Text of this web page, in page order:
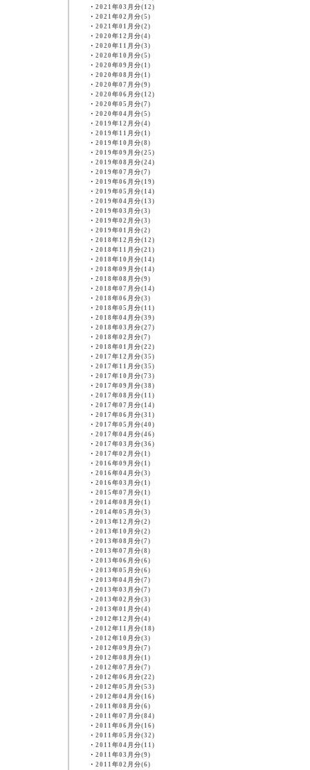
・ 2021年03月分(12)
・ 2021年02月分(5)
・ 2021年01月分(2)
・ 2020年12月分(4)
・ 2020年11月分(3)
・ 2020年10月分(5)
・ 2020年09月分(1)
・ 2020年08月分(1)
・ 2020年07月分(9)
・ 2020年06月分(12)
・ 2020年05月分(7)
・ 2020年04月分(5)
・ 2019年12月分(4)
・ 2019年11月分(1)
・ 2019年10月分(8)
・ 2019年09月分(25)
・ 2019年08月分(24)
・ 2019年07月分(7)
・ 2019年06月分(19)
・ 2019年05月分(14)
・ 2019年04月分(13)
・ 2019年03月分(3)
・ 2019年02月分(3)
・ 2019年01月分(2)
・ 2018年12月分(12)
・ 2018年11月分(21)
・ 2018年10月分(14)
・ 2018年09月分(14)
・ 2018年08月分(9)
・ 2018年07月分(14)
・ 2018年06月分(3)
・ 2018年05月分(11)
・ 2018年04月分(39)
・ 2018年03月分(27)
・ 2018年02月分(7)
・ 2018年01月分(22)
・ 2017年12月分(35)
・ 2017年11月分(35)
・ 2017年10月分(73)
・ 2017年09月分(38)
・ 2017年08月分(11)
・ 2017年07月分(14)
・ 2017年06月分(31)
・ 2017年05月分(40)
・ 2017年04月分(46)
・ 2017年03月分(36)
・ 2017年02月分(1)
・ 2016年09月分(1)
・ 2016年04月分(3)
・ 2016年03月分(1)
・ 2015年07月分(1)
・ 2014年08月分(1)
・ 2014年05月分(3)
・ 2013年12月分(2)
・ 2013年10月分(2)
・ 2013年08月分(7)
・ 2013年07月分(8)
・ 2013年06月分(6)
・ 2013年05月分(6)
・ 2013年04月分(7)
・ 2013年03月分(7)
・ 2013年02月分(3)
・ 2013年01月分(4)
・ 2012年12月分(4)
・ 2012年11月分(18)
・ 2012年10月分(3)
・ 2012年09月分(7)
・ 2012年08月分(1)
・ 2012年07月分(7)
・ 2012年06月分(22)
・ 2012年05月分(53)
・ 2012年04月分(16)
・ 2011年08月分(6)
・ 2011年07月分(84)
・ 2011年06月分(16)
・ 2011年05月分(32)
・ 2011年04月分(11)
・ 2011年03月分(9)
・ 2011年02月分(6)